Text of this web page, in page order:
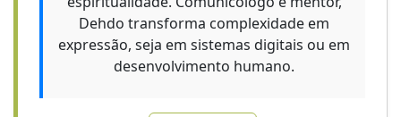
Dehdo transforma complexidade em
expressão, seja em sistemas digitais ou em
desenvolvimento humano.